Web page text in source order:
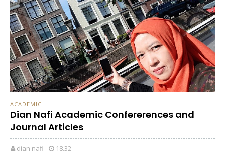
ACADEMIC
Dian Nafi Academic Confererences and
Journal Articles
dian nafi 18.32